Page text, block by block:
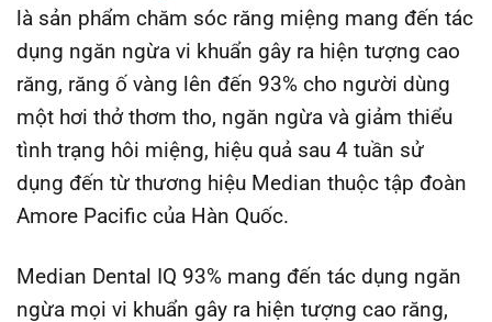
là sản phẩm chăm sóc răng miệng mang đến tác
dụng ngăn ngừa vi khuẩn gây ra hiện tượng cao
răng, răng ố vàng lên đến 93% cho người dùng
một hơi thở thơm tho, ngăn ngừa và giảm thiểu
tình trạng hôi miệng, hiệu quả sau 4 tuần sử
dụng đến từ thương hiệu Median thuộc tập đoàn
Amore Pacific của Hàn Quốc.
Median Dental IQ 93% mang đến tác dụng ngăn
ngừa mọi vi khuẩn gây ra hiện tượng cao răng,